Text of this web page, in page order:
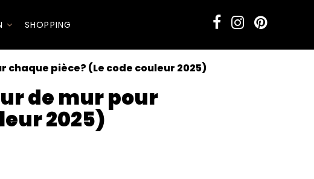
SHOPPING
pièce? (Le code couleur 2025)
de mur pour
2025)